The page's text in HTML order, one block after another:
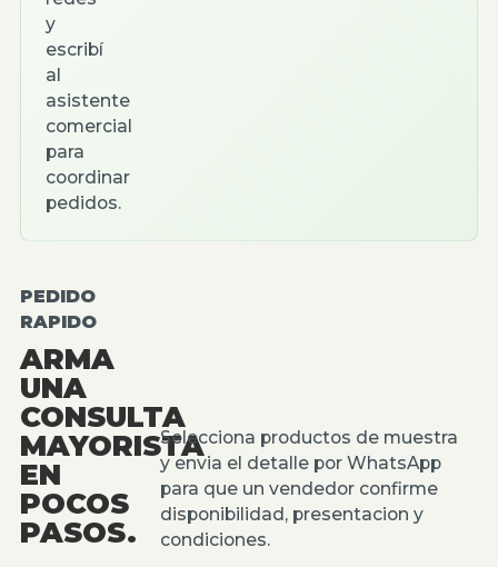
y
escribí
al
asistente
comercial
para
coordinar
pedidos.
PEDIDO
RAPIDO
ARMA
UNA
CONSULTA
MAYORISTA
EN
POCOS
PASOS.
Selecciona productos de muestra
y envia el detalle por WhatsApp
para que un vendedor confirme
disponibilidad, presentacion y
condiciones.